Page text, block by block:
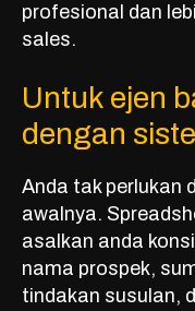
profesional dan
sales.
Untuk ejen
dengan
Anda tak perlukan
awalnya.
asalkan anda
nama prospek,
tindakan susulan,